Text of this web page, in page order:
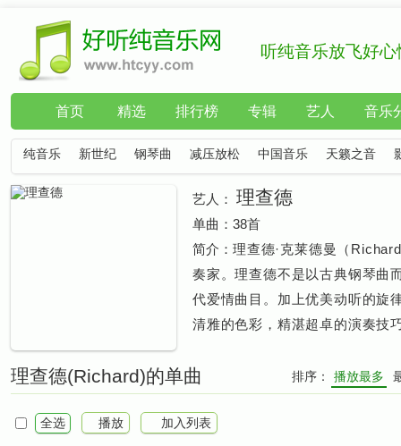
听纯音乐放飞好心
首页 精选 排行榜 专辑 艺人 音乐
纯音乐 新世纪 钢琴曲 减压放松 中国音乐 天籁之音
艺人： 理查德
单曲： 38首
简介： 理查德·克莱德曼（
奏家。理查德不是以古典钢琴曲
代爱情曲目。加上优美动听的旋
清雅的色彩，精湛超卓的演奏技
理查德(Richard)的单曲 排序： 播放最多
全选 播放 加入列表